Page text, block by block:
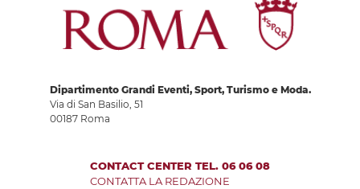
Dipartimento Grandi Eventi, Sport, Turismo e Moda.
Via di San Basilio, 51
00187 Roma
CONTACT CENTER TEL. 06 06 08
CONTATTA LA REDAZIONE